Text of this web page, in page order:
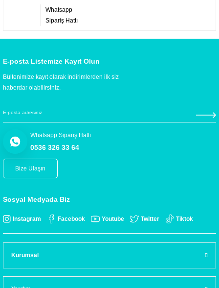
Whatsapp
Sipariş Hattı
E-posta Listemize Kayıt Olun
Bültenimize kayıt olarak indirimlerden ilk siz
haberdar olabilirsiniz.
Whatsapp Sipariş Hattı
0536 326 33 64
Bize Ulaşın
Sosyal Medyada Biz
Instagram Facebook Youtube Twitter Tiktok
Kurumsal